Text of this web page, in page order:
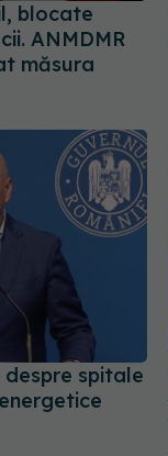
blocate
ANMDMR
măsura
spitale